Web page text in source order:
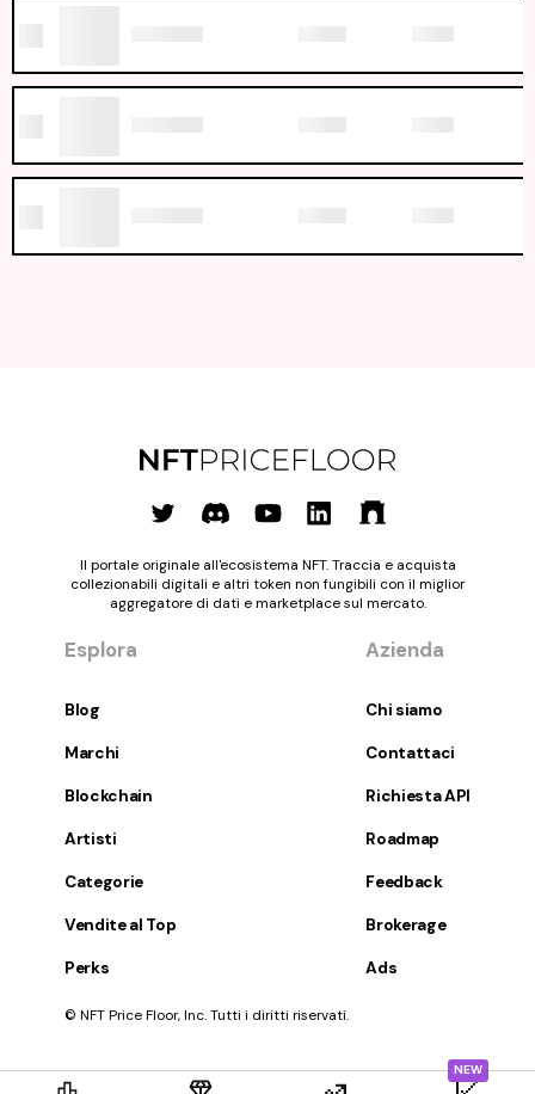
NEW
Il portale originale all'ecosistema NFT. Traccia e acquista
collezionabili digitali e altri token non fungibili con il miglior
aggregatore di dati e marketplace sul mercato.
Esplora
Blog
Marchi
Blockchain
Artisti
Categorie
Vendite al Top
Perks
Azienda
Chi siamo
Contattaci
Richiesta API
Roadmap
Feedback
Brokerage
Ads
© NFT Price Floor, Inc. Tutti i diritti riservati.